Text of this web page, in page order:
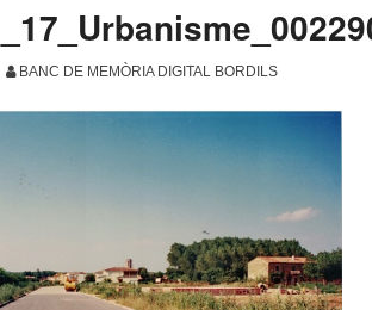
BANC DE MEMÒRIA DIGITAL BORDILS